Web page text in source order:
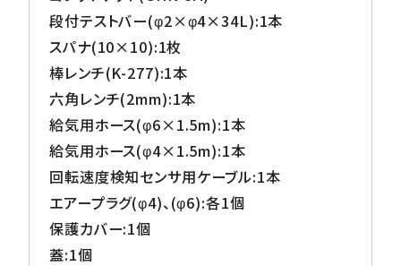
段付テストバー(φ2×φ4×34L):1本
スパナ(10×10):1枚
棒レンチ(K-277):1本
六角レンチ(2mm):1本
給気用ホース(φ6×1.5m):1本
給気用ホース(φ4×1.5m):1本
回転速度検知センサ用ケーブル:1本
エアープラグ(φ4)、(φ6):各1個
保護カバー:1個
蓋:1個